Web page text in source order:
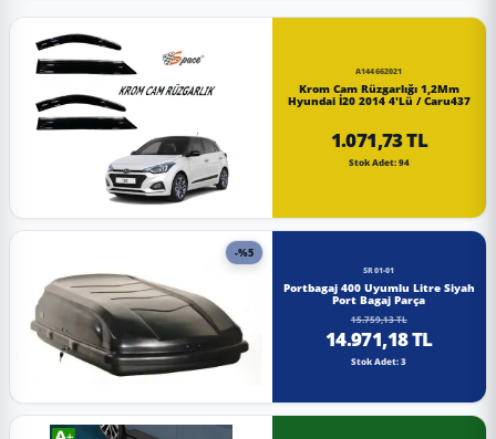
A144662021
Krom Cam Rüzgarlığı 1,2Mm
Hyundai İ20 2014 4'Lü / Caru437
1.071,73 TL
Stok Adet: 94
-%5
SR01-01
Portbagaj 400 Uyumlu Litre Siyah
Port Bagaj Parça
15.759,13 TL
14.971,18 TL
Stok Adet: 3